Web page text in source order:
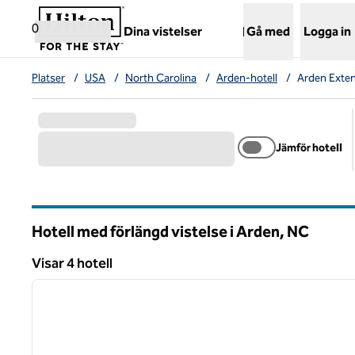
Gå vidare till innehållet
0
Dina vistelser
,öppnar ny flik
Gå med Logga in
Platser / USA / North Carolina / Arden-hotell / Arden
Jämför hotell
Hotell med förlängd vistelse i Arden, NC
Visar 4 hotell
Visar 4 hotell
1 av 12